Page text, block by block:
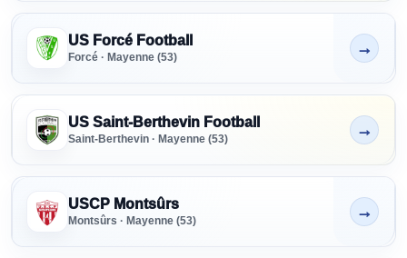
US Forcé Football
Forcé · Mayenne (53)
Non indiqué
→
US Saint-Berthevin Football
Saint-Berthevin · Mayenne (53)
Non indiqué
→
USCP Montsûrs
Montsûrs · Mayenne (53)
Non indiqué
→